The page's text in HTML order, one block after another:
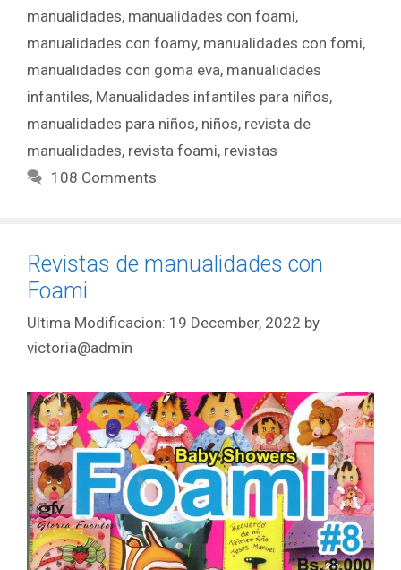
manualidades, manualidades con foami,
manualidades con foamy, manualidades con fomi,
manualidades con goma eva, manualidades
infantiles, Manualidades infantiles para niños,
manualidades para niños, niños, revista de
manualidades, revista foami, revistas
108 Comments
Revistas de manualidades con
Foami
19 December, 2022 by
victoria@admin